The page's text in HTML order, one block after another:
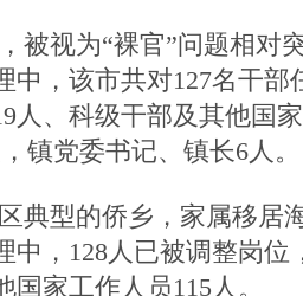
被视为“裸官”问题相对
中，该市共对127名干部
人、科级干部及其他国
镇党委书记、镇长6人。
典型的侨乡，家属移居
中，128人已被调整岗位
家工作人员115人。